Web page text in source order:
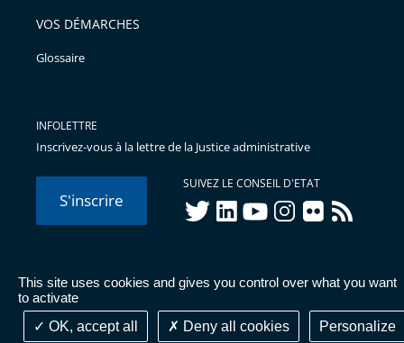
This site uses cookies and gives you control over what you want
to activate
OK, accept all
Deny all cookies Personalize
VOS DÉMARCHES
Glossaire
INFOLETTRE
Inscrivez-vous à la lettre de la Justice administrative
S'inscrire
SUIVEZ LE CONSEIL D'ETAT
twitterlinkedInyoutubeinstagram
flickr rss
© Conseil d'État 2026 - Mentions légales
Données
personnelles-Publications administratives-Accessibilité :
partiellement conforme